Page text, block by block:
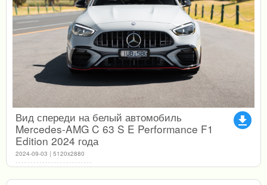
file_download
Вид спереди на белый автомобиль
Mercedes-AMG C 63 S E Performance F1
Edition 2024 года
2024-09-03 | 5120x2880